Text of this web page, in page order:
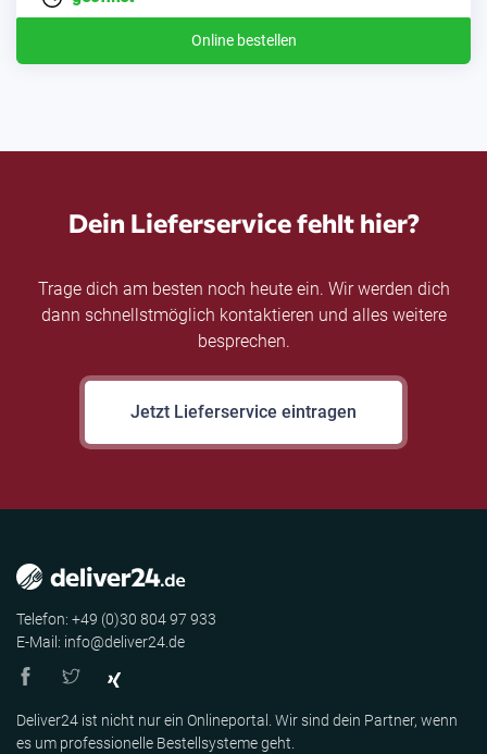
Online bestellen
Dein Lieferservice fehlt hier?
Trage dich am besten noch heute ein. Wir werden dich
dann schnellstmöglich kontaktieren und alles weitere
besprechen.
Jetzt Lieferservice eintragen
Telefon: +49 (0)30 804 97 933
E-Mail: info@deliver24.de
Deliver24 ist nicht nur ein Onlineportal. Wir sind dein Partner, wenn
es um professionelle Bestellsysteme geht.